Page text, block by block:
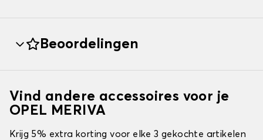
Beoordelingen
Vind andere accessoires voor je
OPEL MERIVA
Krijg 5% extra korting voor elke 3 gekochte artikelen